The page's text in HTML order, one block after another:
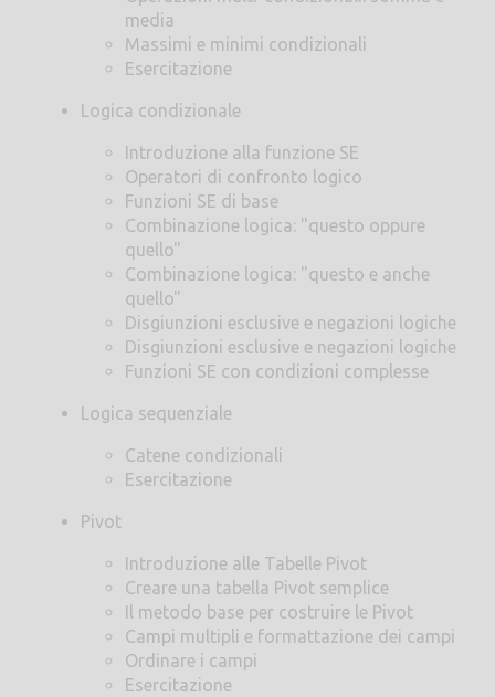
media
Massimi e minimi condizionali
Esercitazione
Logica condizionale
Introduzione alla funzione SE
Operatori di confronto logico
Funzioni SE di base
Combinazione logica: "questo oppure
quello"
Combinazione logica: "questo e anche
quello"
Disgiunzioni esclusive e negazioni logiche
Disgiunzioni esclusive e negazioni logiche
Funzioni SE con condizioni complesse
Logica sequenziale
Catene condizionali
Esercitazione
Pivot
Introduzione alle Tabelle Pivot
Creare una tabella Pivot semplice
Il metodo base per costruire le Pivot
Campi multipli e formattazione dei campi
Ordinare i campi
Esercitazione